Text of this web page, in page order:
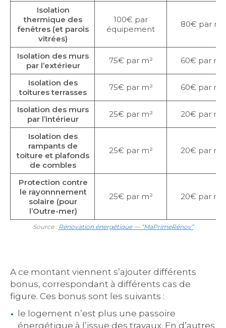
Isolation
thermique des
fenêtres (et parois
vitrées)
100€ par
équipement
80€ par m²
Isolation des murs
par l’extérieur
75€ par m² 60€ par m²
Isolation des
toitures terrasses
75€ par m² 60€ par m²
Isolation des murs
par l’intérieur
25€ par m² 20€ par m²
Isolation des
rampants de
toiture et plafonds
de combles
25€ par m² 20€ par m²
Protection contre
le rayonnnement
solaire (pour
l’Outre-mer)
25€ par m² 20€ par m²
Source : Rénovation énergétique — “MaPrimeRénov”
A ce montant viennent s’ajouter différents
bonus, correspondant à différents cas de
figure. Ces bonus sont les suivants :
le logement n’est plus une passoire
énergétique à l’issue des travaux. En d’autres